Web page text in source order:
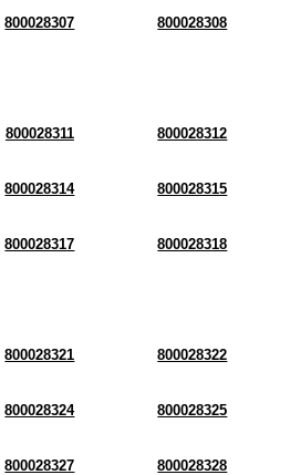
800028307 800028308
800028311 800028312
800028314 800028315
800028317 800028318
800028321 800028322
800028324 800028325
800028327 800028328